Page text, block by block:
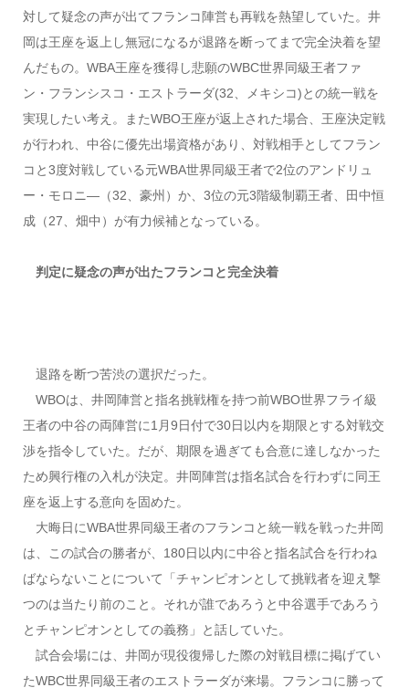
対して疑念の声が出てフランコ陣営も再戦を熱望していた。井
岡は王座を返上し無冠になるが退路を断ってまで完全決着を望
んだもの。WBA王座を獲得し悲願のWBC世界同級王者ファ
ン・フランシスコ・エストラーダ(32、メキシコ)との統一戦を
実現したい考え。またWBO王座が返上された場合、王座決定戦
が行われ、中谷に優先出場資格があり、対戦相手としてフラン
コと3度対戦している元WBA世界同級王者で2位のアンドリュ
ー・モロニ―（32、豪州）か、3位の元3階級制覇王者、田中恒
成（27、畑中）が有力候補となっている。
判定に疑念の声が出たフランコと完全決着
退路を断つ苦渋の選択だった。
WBOは、井岡陣営と指名挑戦権を持つ前WBO世界フライ級
王者の中谷の両陣営に1月9日付で30日以内を期限とする対戦交
渉を指令していた。だが、期限を過ぎても合意に達しなかった
ため興行権の入札が決定。井岡陣営は指名試合を行わずに同王
座を返上する意向を固めた。
大晦日にWBA世界同級王者のフランコと統一戦を戦った井岡
は、この試合の勝者が、180日以内に中谷と指名試合を行わね
ばならないことについて「チャンピオンとして挑戦者を迎え撃
つのは当たり前のこと。それが誰であろうと中谷選手であろう
とチャンピオンとしての義務」と話していた。
試合会場には、井岡が現役復帰した際の対戦目標に掲げてい
たWBC世界同級王者のエストラーダが来場。フランコに勝って